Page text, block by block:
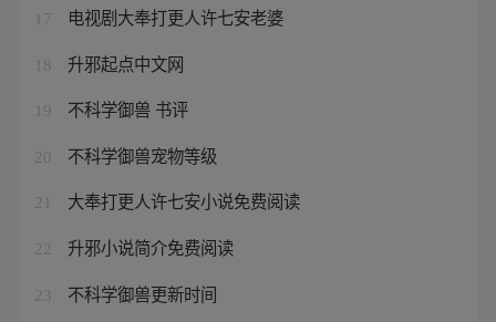
17 电视剧大奉打更人许七安老婆
18 升邪起点中文网
19 不科学御兽 书评
20 不科学御兽宠物等级
21 大奉打更人许七安小说免费阅读
22 升邪小说简介免费阅读
23 不科学御兽更新时间